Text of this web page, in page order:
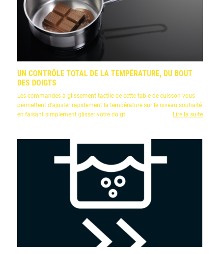
UN CONTRÔLE TOTAL DE LA TEMPÉRATURE, DU BOUT
DES DOIGTS
Les commandes à glissement tactile de cette table de cuisson vous
permettent d'ajuster rapidement la température sur le niveau souhaité
en faisant simplement glisser votre doigt.
Lire la suite